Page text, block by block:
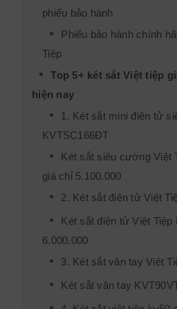
phiếu bảo hành
Phiếu bảo hành chính
Tiệp
Top 5+ két sắt Việt tiệp
hiện nay
1. Két sắt mini điện tử
KVTSC166ĐT
Két sắt siêu cường Việt
giá chỉ 5.100.000
2. Két sắt điện tử Việt
Két sắt điện tử Việt Tiệp
6.000.000
3. Két sắt vân tay Việt
Két sắt vân tay